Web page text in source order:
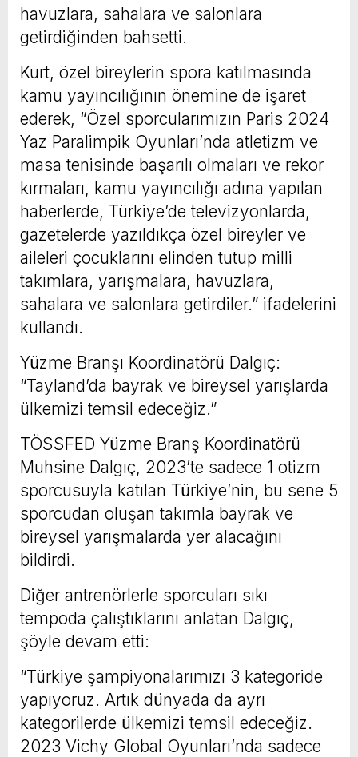
havuzlara, sahalara ve salonlara
getirdiğinden bahsetti.
Kurt, özel bireylerin spora katılmasında
kamu yayıncılığının önemine de işaret
ederek, “Özel sporcularımızın Paris 2024
Yaz Paralimpik Oyunları’nda atletizm ve
masa tenisinde başarılı olmaları ve rekor
kırmaları, kamu yayıncılığı adına yapılan
haberlerde, Türkiye’de televizyonlarda,
gazetelerde yazıldıkça özel bireyler ve
aileleri çocuklarını elinden tutup milli
takımlara, yarışmalara, havuzlara,
sahalara ve salonlara getirdiler.” ifadelerini
kullandı.
Yüzme Branşı Koordinatörü Dalgıç:
“Tayland’da bayrak ve bireysel yarışlarda
ülkemizi temsil edeceğiz.”
TÖSSFED Yüzme Branş Koordinatörü
Muhsine Dalgıç, 2023’te sadece 1 otizm
sporcusuyla katılan Türkiye’nin, bu sene 5
sporcudan oluşan takımla bayrak ve
bireysel yarışmalarda yer alacağını
bildirdi.
Diğer antrenörlerle sporcuları sıkı
tempoda çalıştıklarını anlatan Dalgıç,
şöyle devam etti:
“Türkiye şampiyonalarımızı 3 kategoride
yapıyoruz. Artık dünyada da ayrı
kategorilerde ülkemizi temsil edeceğiz.
2023 Vichy Global Oyunları’nda sadece